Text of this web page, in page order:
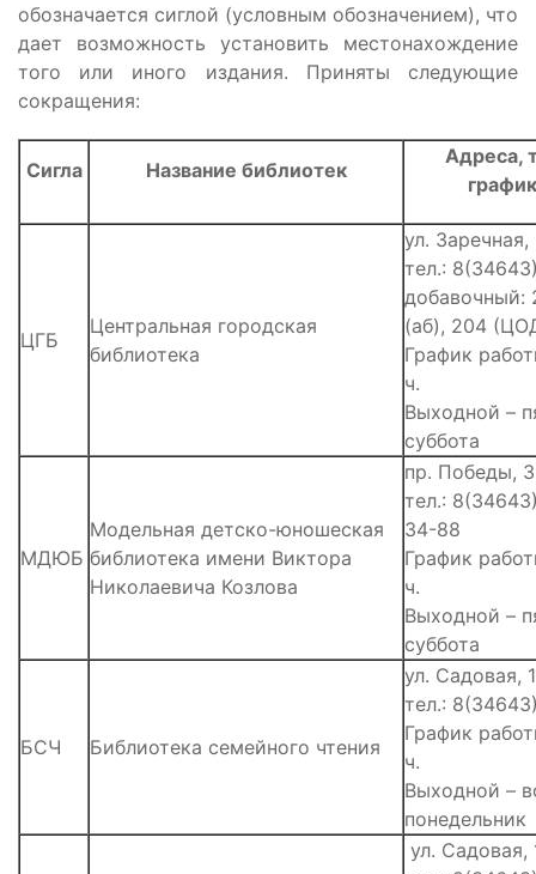
обозначается сиглой (условным обозначением), что
дает возможность установить местонахождение
того или иного издания. Приняты следующие
сокращения:
Сигла Название библиотек
Адреса,
ЦГБ
Центральная городская
библиотека
ул. Заречная,
тел.:
добавочный:
(аб), 204
График
ч.
Выходной –
суббота
МДЮБ
Модельная детско-юношеская
библиотека имени Виктора
Николаевича Козлова
пр. Победы,
тел.:
34-88
График
ч.
Выходной –
суббота
БСЧ Библиотека семейного чтения
ул. Садовая,
тел.:
График
ч.
Выходной –
понедельник
ул. Садовая,